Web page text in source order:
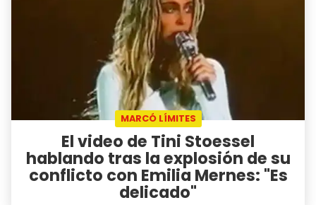
MARCÓ LÍMITES
El video de Tini Stoessel
hablando tras la explosión de su
conflicto con Emilia Mernes: "Es
delicado"